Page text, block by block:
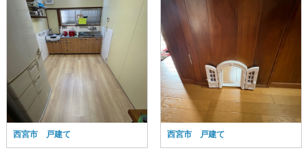
西宮市 戸建て 西宮市 戸建て